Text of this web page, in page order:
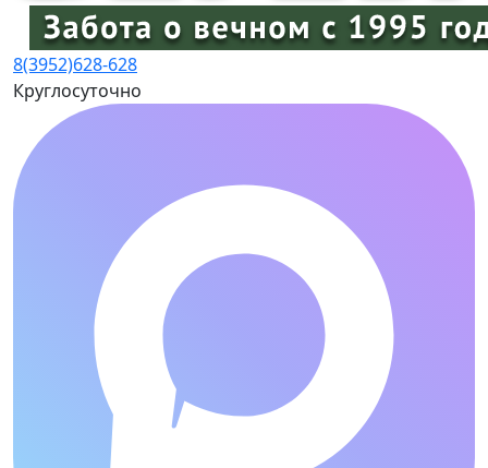
8(3952)628-628
Круглосуточно